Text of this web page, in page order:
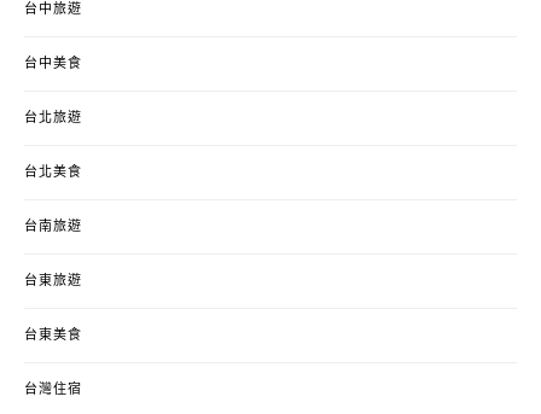
台中旅遊
台中美食
台北旅遊
台北美食
台南旅遊
台東旅遊
台東美食
台灣住宿